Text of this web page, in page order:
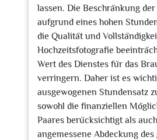
lassen. Die Beschränkung
aufgrund eines hohen
die Qualität und
Hochzeitsfotografie
Wert des Dienstes für das
verringern. Daher ist es
ausgewogenen Stundensatz
sowohl die finanziellen
Paares berücksichtigt als
angemessene Abdeckung des